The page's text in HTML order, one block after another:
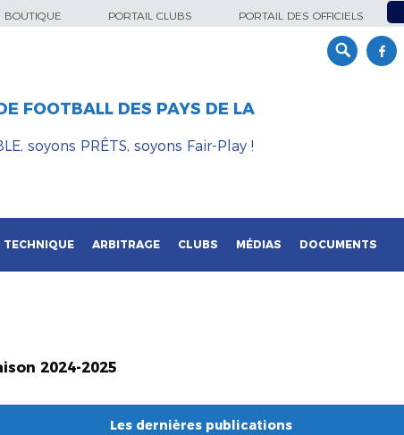
BOUTIQUE PORTAIL CLUBS PORTAIL DES OFFICIELS
FOOTBALL DES PAYS DE LA
soyons PRÊTS, soyons Fair-Play !
TECHNIQUE ARBITRAGE CLUBS MÉDIAS DOCUMENTS
2024-2025
Les dernières publications